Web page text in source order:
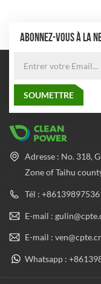
ABONNEZ-VOUS À LA
Adresse : No. 318,
Zone of Taihu
Tél :
E-mail :
E-mail :
Whatsapp :